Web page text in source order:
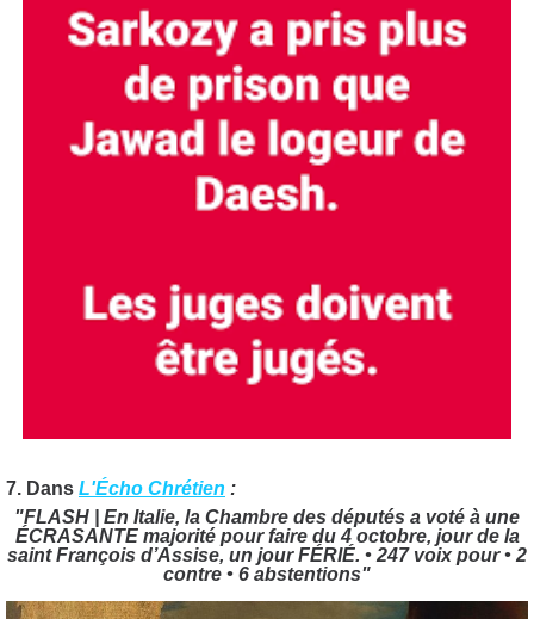
7. Dans L'Écho Chrétien :
"FLASH | En Italie, la Chambre des députés a voté à une
ÉCRASANTE majorité pour faire du 4 octobre, jour de la
saint François d’Assise, un jour FÉRIÉ. • 247 voix pour • 2
contre • 6 abstentions"